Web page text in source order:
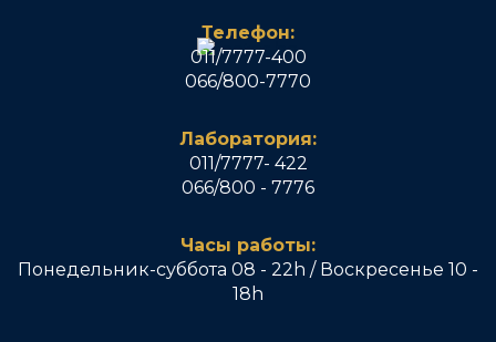
Телефон:
011/7777-400
066/800-7770
Лаборатория:
011/7777- 422
066/800 - 7776
Часы работы:
Понедельник-суббота 08 - 22h / Воскресенье 10 -
18h